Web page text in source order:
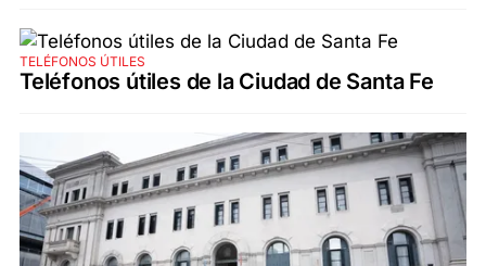
TELÉFONOS ÚTILES
Teléfonos útiles de la Ciudad de Santa Fe